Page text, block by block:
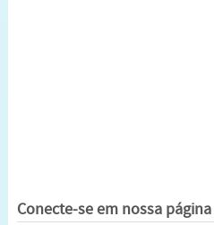
Conecte-se em nossa